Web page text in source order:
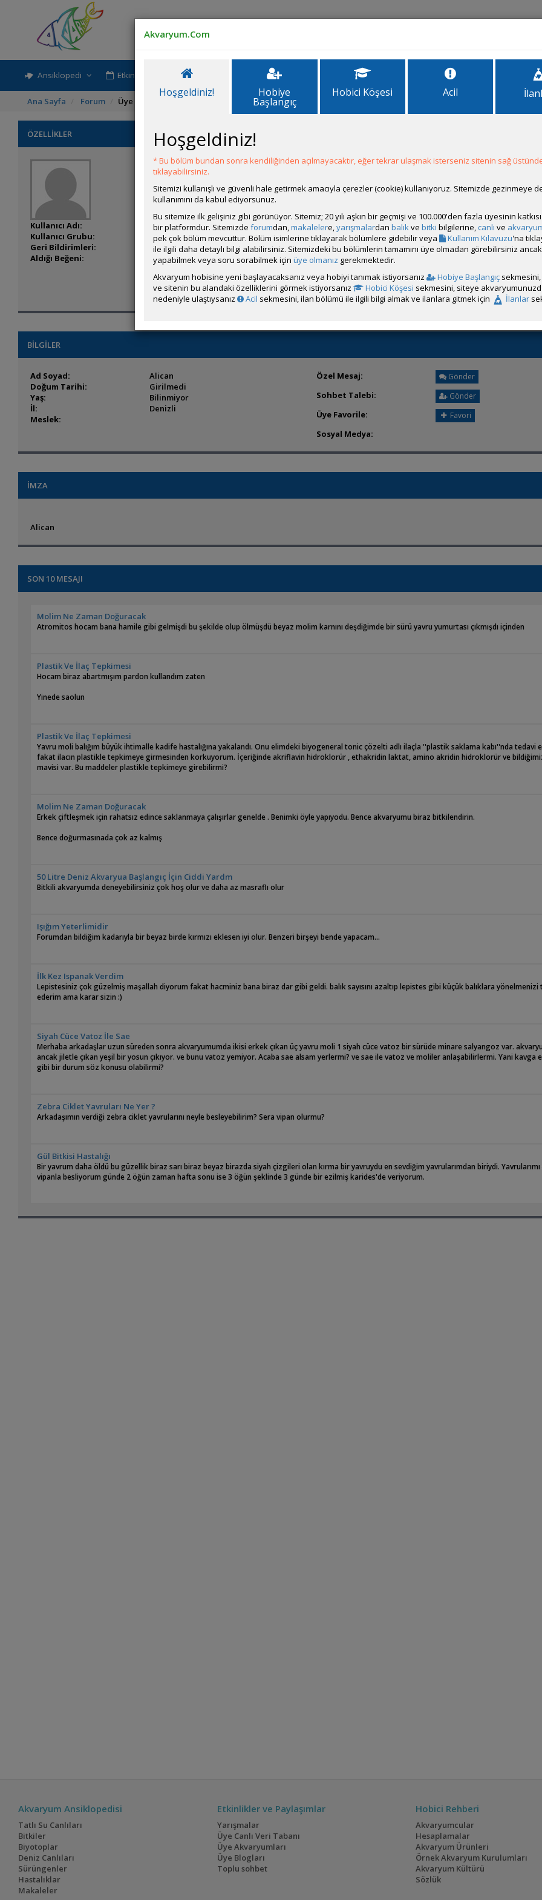
Ansiklopedi Etkinlik-Paylaşım İlanlar Forum
Ana Sayfa Forum Üye Profili
ÖZELLİKLER
Kullanıcı Adı:
Alican12
Kullanıcı Grubu:
Forum Üyesi
Geri Bildirimleri:
0 adet mevcut.
Aldığı Beğeni:
2
Hesap Durumu:
Aktif
Üyelik Tarihi:
08 Kasım 2015 14:53
Paylaşım Sayisı:
0 (Son 6 Ay)
İlan Sayisı:
Üyenin Mesaj ve İlanlarını Gör
Üyenin Açtığı Konuları Gör
Üyeden ÖM Almayı Engelle
BİLGİLER
Ad Soyad:
Alican
Doğum Tarihi:
Girilmedi
Yaş:
Bilinmiyor
İl:
Denizli
Meslek:
Özel Mesaj: Gönder
Sohbet Talebi: Gönder
Üye Favorile: Favori
Sosyal Medya:
İMZA
Alican
SON 10 MESAJI
Molim Ne Zaman Doğuracak
Atromitos hocam bana hamile gibi gelmişdi bu şekilde olup ölmüşdü beyaz molim karnını deşdiğimde bir sürü yavru yumurtası çıkmışdı içinden
Plastik Ve İlaç Tepkimesi
Hocam biraz abartmışım pardon kullandım zaten
Yinede saolun
Plastik Ve İlaç Tepkimesi
Yavru moli balığım büyük ihtimalle kadife hastalığına yakalandı. Onu elimdeki biyogeneral tonic çözelti adlı ilaçla ''plastik saklama kabı''nda tedavi
fakat ilacın plastikle tepkimeye girmesinden korkuyorum. İçeriğinde akriflavin hidroklorür , ethakridin laktat, amino akridin hidroklorür ve
mavisi var. Bu maddeler plastikle tepkimeye girebilirmi?
Molim Ne Zaman Doğuracak
Erkek çiftleşmek için rahatsız edince saklanmaya çalışırlar genelde . Benimki öyle yapıyodu. Bence akvaryumu biraz bitkilendirin.
Bence doğurmasınada çok az kalmış
50 Litre Deniz Akvaryua Başlangıç İçin Ciddi Yardm
Bitkili akvaryumda deneyebilirsiniz çok hoş olur ve daha az masraflı olur
Işığım Yeterlimidir
Forumdan bildiğim kadarıyla bir beyaz birde kırmızı eklesen iyi olur. Benzeri birşeyi bende yapacam...
İlk Kez Ispanak Verdim
Lepistesiniz çok güzelmiş maşallah diyorum fakat hacminiz bana biraz dar gibi geldi. balık sayısını azaltıp lepistes gibi küçük balıklara yönelmenizi
ederim ama karar sizin :)
Siyah Cüce Vatoz İle Sae
Merhaba arkadaşlar uzun süreden sonra akvaryumumda ikisi erkek çıkan üç yavru moli 1 siyah cüce vatoz bir sürüde minare salyangoz var.
ancak jiletle çıkan yeşil bir yosun çıkıyor. ve bunu vatoz yemiyor. Acaba sae alsam yerlermi? ve sae ile vatoz ve moliler anlaşabilirlermi. Yani kavga
gibi bir durum söz konusu olabilirmi?
Zebra Ciklet Yavruları Ne Yer ?
Arkadaşımın verdiği zebra ciklet yavrularını neyle besleyebilirim? Sera vipan olurmu?
Gül Bitkisi Hastalığı
Bir yavrum daha öldü bu güzellik biraz sarı biraz beyaz birazda siyah çizgileri olan kırma bir yavruydu en sevdiğim yavrularımdan biriydi. Yavrularımı
vipanla besliyorum günde 2 öğün zaman hafta sonu ise 3 öğün şeklinde 3 günde bir ezilmiş karides'de veriyorum.
Akvaryum Ansiklopedisi
Tatlı Su Canlıları
Bitkiler
Biyotoplar
Deniz Canlıları
Sürüngenler
Hastalıklar
Makaleler
Etkinlikler ve Paylaşımlar
Yarışmalar
Üye Canlı Veri Tabanı
Üye Akvaryumları
Üye Blogları
Toplu sohbet
Hobici Rehberi
Akvaryumcular
Hesaplamalar
Akvaryum Ürünleri
Örnek Akvaryum Kurulumları
Akvaryum Kültürü
Sözlük
Akvaryum.Com
Hoşgeldiniz! Hobiye
Başlangıç
Hobici Köşesi Acil
Hoşgeldiniz!
* Bu bölüm bundan sonra kendiliğinden açılmayacaktır, eğer tekrar ulaşmak isterseniz sitenin sağ
tıklayabilirsiniz.
Sitemizi kullanışlı ve güvenli hale getirmek amacıyla çerezler (cookie) kullanıyoruz. Sitemizde gezinmeye
kullanımını da kabul ediyorsunuz.
Bu sitemize ilk gelişiniz gibi görünüyor. Sitemiz; 20 yılı aşkın bir geçmişi ve 100.000'den fazla üyesinin
bir platformdur. Sitemizde forumdan,makalelere,yarışmalardan balıkve bitki bilgilerine, canlı ve
pek çok bölüm mevcuttur. Bölüm isimlerine tıklayarak bölümlere gidebilir veya
Kullanım Kılavuzu'na
ile ilgili daha detaylı bilgi alabilirsiniz. Sitemizdeki bu bölümlerin tamamını üye olmadan görebilirsiniz
yapabilmek veya soru sorabilmek için üye olmanız gerekmektedir.
Akvaryum hobisine yeni başlayacaksanız veya hobiyi tanımak istiyorsanız
Hobiye Başlangıç
ve sitenin bu alandaki özelliklerini görmek istiyorsanız
Hobici Köşesi sekmesini, siteye
nedeniyle ulaştıysanız
Acil sekmesini, ilan bölümü ile ilgili bilgi almak ve ilanlara gitmek için İlanlar